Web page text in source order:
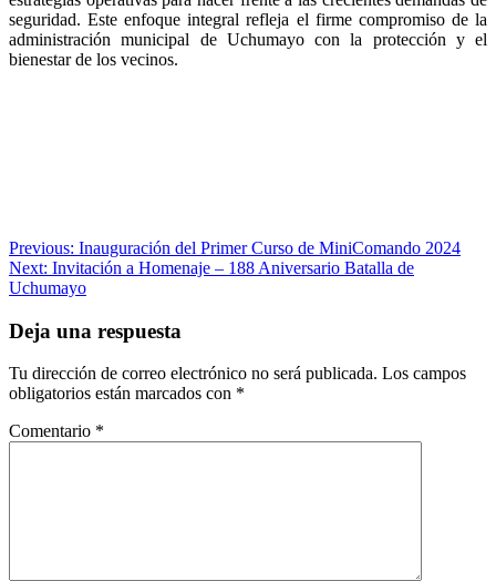
seguridad. Este enfoque integral refleja el firme compromiso de la
administración municipal de Uchumayo con la protección y el
bienestar de los vecinos.
Navegación
de
Previous: Inauguración del Primer Curso de MiniComando 2024
Next: Invitación a Homenaje – 188 Aniversario Batalla de
Uchumayo
Deja una respuesta
Tu dirección de correo electrónico no será publicada. Los campos
obligatorios están marcados con *
Comentario *